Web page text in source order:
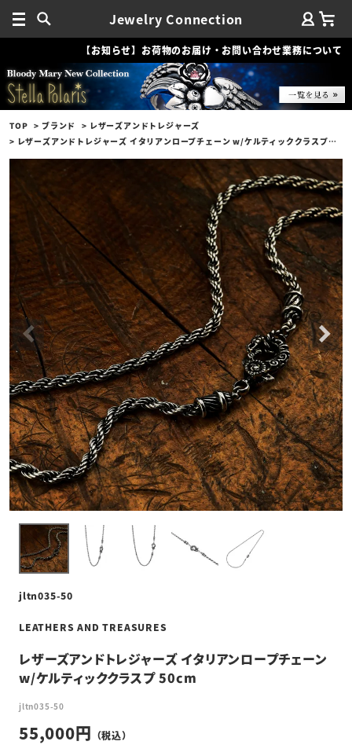
Jewelry Connection
【お知らせ】お荷物のお届け・お問い合わせ業務について
TOP ブランド
レザーズアンドトレジャーズ
レザーズアンドトレジャーズ イタリアンロープチェーン w/ケルティッククラスプ 50cm
jltn035-50
LEATHERS AND TREASURES
レザーズアンドトレジャーズ イタリアンロープチェーン
w/ケルティッククラスプ 50cm
jltn035-50
55,000